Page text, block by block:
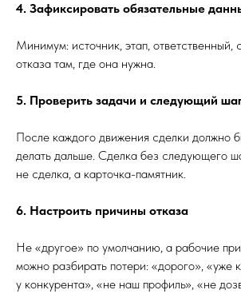
4. Зафиксировать обязательные
Минимум: источник, этап, ответственный,
отказа там, где она нужна.
5. Проверить задачи и следующий
После каждого движения сделки должно
делать дальше. Сделка без следующего
не сделка, а карточка-памятник.
6. Настроить причины отказа
Не «другое» по умолчанию, а рабочие
можно разбирать потери: «дорого», «уже
у конкурента», «не наш профиль», «не